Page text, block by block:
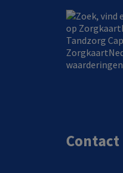
Tandzorg
waarderingen
Contact